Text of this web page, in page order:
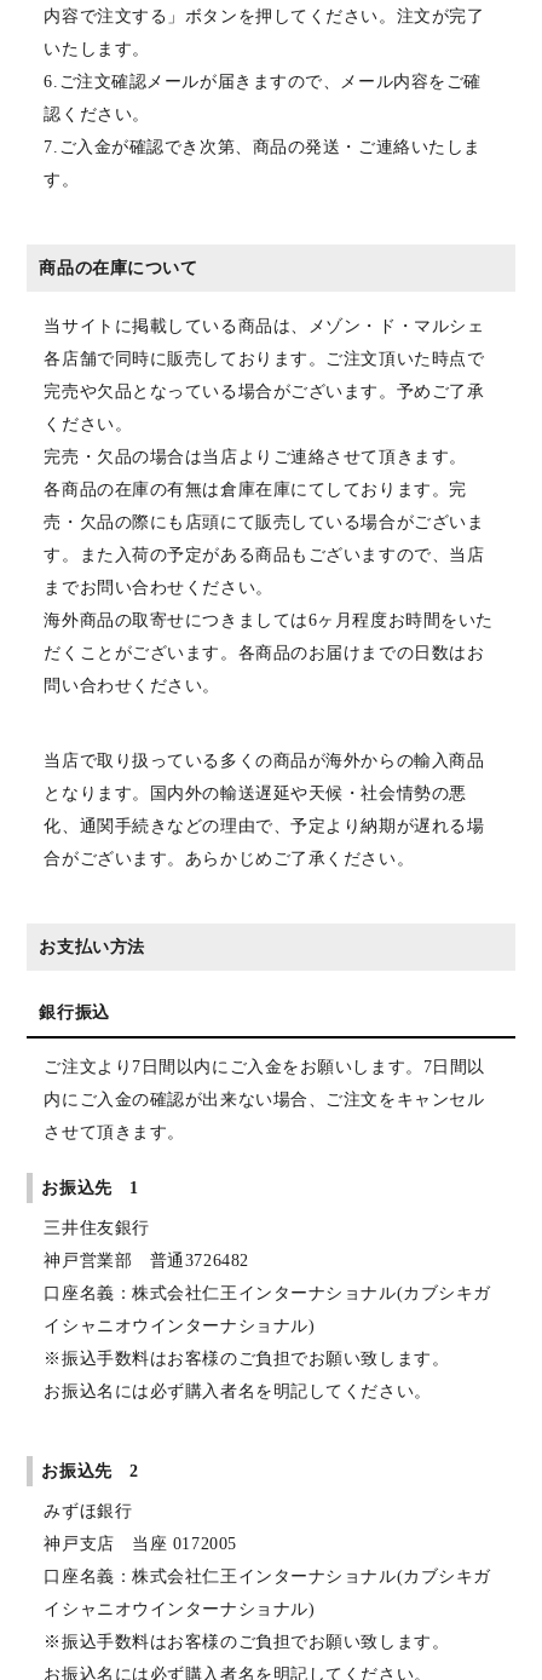
内容で注文する」ボタンを押してください。注文が完了
いたします。
6.ご注文確認メールが届きますので、メール内容をご確
認ください。
7.ご入金が確認でき次第、商品の発送・ご連絡いたしま
す。
商品の在庫について
当サイトに掲載している商品は、メゾン・ド・マルシェ
各店舗で同時に販売しております。ご注文頂いた時点で
完売や欠品となっている場合がございます。予めご了承
ください。
完売・欠品の場合は当店よりご連絡させて頂きます。
各商品の在庫の有無は倉庫在庫にてしております。完
売・欠品の際にも店頭にて販売している場合がございま
す。また入荷の予定がある商品もございますので、当店
までお問い合わせください。
海外商品の取寄せにつきましては6ヶ月程度お時間をいた
だくことがございます。各商品のお届けまでの日数はお
問い合わせください。
当店で取り扱っている多くの商品が海外からの輸入商品
となります。国内外の輸送遅延や天候・社会情勢の悪
化、通関手続きなどの理由で、予定より納期が遅れる場
合がございます。あらかじめご了承ください。
お支払い方法
銀行振込
ご注文より7日間以内にご入金をお願いします。7日間以
内にご入金の確認が出来ない場合、ご注文をキャンセル
させて頂きます。
お振込先 1
三井住友銀行
神戸営業部 普通3726482
口座名義：株式会社仁王インターナショナル(カブシキガ
イシャニオウインターナショナル)
※振込手数料はお客様のご負担でお願い致します。
お振込名には必ず購入者名を明記してください。
お振込先 2
みずほ銀行
神戸支店 当座 0172005
口座名義：株式会社仁王インターナショナル(カブシキガ
イシャニオウインターナショナル)
※振込手数料はお客様のご負担でお願い致します。
お振込名には必ず購入者名を明記してください。